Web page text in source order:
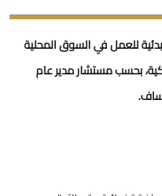
15 شركة رخصة مبدئية للعمل في السوق المحلية
بحسب مستشار مدير عام